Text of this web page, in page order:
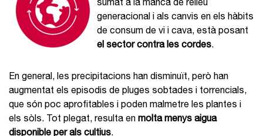
generacional i als canvis en els hàbits
de consum de vi i cava, està posant
el sector contra les cordes.
En general, les precipitacions han disminuït, però han
augmentat els episodis de pluges sobtades i torrencials,
que són poc aprofitables i poden malmetre les plantes i
els sòls. Tot plegat, resulta en molta menys aigua
disponible per als cultius.